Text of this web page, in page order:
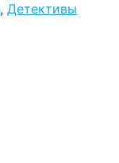
, Детективы